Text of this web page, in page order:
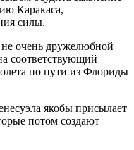
Каракаса,
силы.
очень дружелюбной
соответствующий
по пути из Флориды
якобы присылает
потом создают